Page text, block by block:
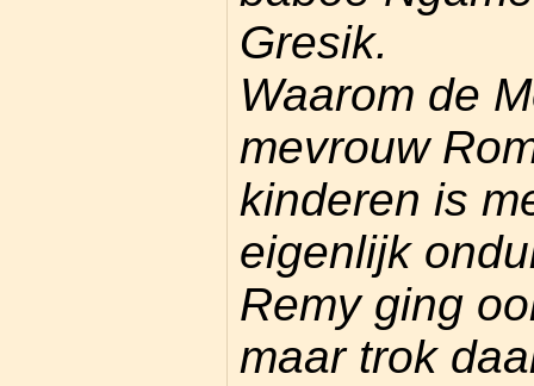
Gresik.
Waarom de
mevrouw
kinderen is
eigenlijk
Remy ging
maar trok